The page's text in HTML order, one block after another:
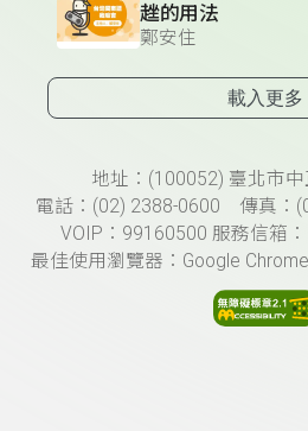
趖的用法
鄭安住
載入更多
頁尾資訊地址：(100052) 臺北市
電話：(02) 2388-0600 傳真：
VOIP：99160500 服務信箱
最佳使用瀏覽器：Google